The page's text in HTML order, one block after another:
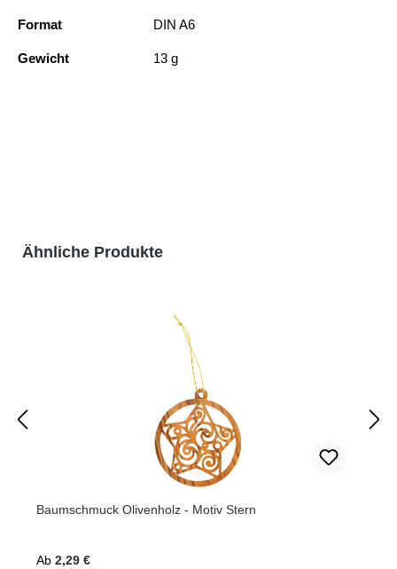
Format DIN A6
Gewicht 13 g
Produktgalerie überspringen
Ähnliche Produkte
Baumschmuck Olivenholz - Motiv Stern
Regulärer Preis:
Ab 2,29 €